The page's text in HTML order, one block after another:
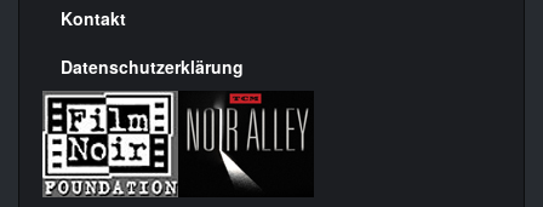
Kontakt
Datenschutzerklärung